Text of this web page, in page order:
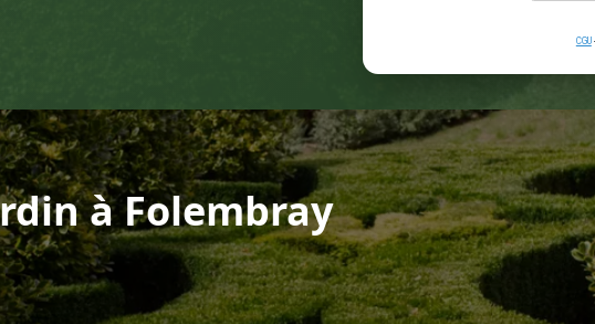
à Folembray